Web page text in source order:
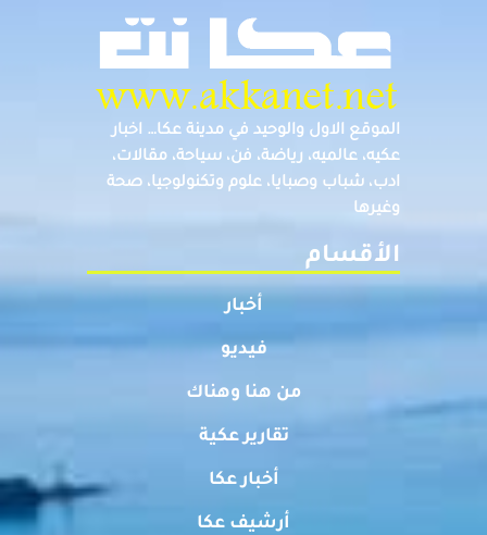
الموقع الاول والوحيد في مدينة عكا… اخبار
عكيه، عالميه، رياضة، فن، سياحة، مقالات،
ادب، شباب وصبايا، علوم وتكنولوجيا، صحة
وغيرها
الأقسام
أخبار
فيديو
من هنا وهناك
تقارير عكية
أخبار عكا
أرشيف عكا